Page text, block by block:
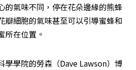
的氣味不同，停在花朵邊緣的熊蜂
瓣細胞的氣味甚至可以引導蜜蜂和
所在位置。
學學院的勞森（Dave Lawson）博